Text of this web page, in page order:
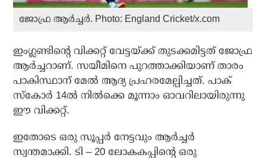
ജോഫ്ര ആർച്ചർ. Photo: England Cricket/x.com
ഇംഗ്ലണ്ടിന്റെ വിക്കറ്റ് വേട്ടയ്ക്ക് തുടക്കമിട്ടത് ജോഫ്ര
ആര്‍ച്ചറാണ്. സയീമിനെ പുറത്താക്കിയാണ് താരം
പാകിസ്ഥാന് മേല്‍ ആദ്യ പ്രഹരമേല്പിച്ചത്. പാക്
സ്‌കോര്‍ 14ല്‍ നില്‍ക്കെ മൂന്നാം ഓവറിലായിരുന്നു
ഈ വിക്കറ്റ്.
ഇതോടെ ഒരു സൂപ്പര്‍ നേട്ടവും ആര്‍ച്ചര്‍
സ്വന്തമാക്കി. ടി – 20 ലോകകപ്പിന്റെ ഒരു